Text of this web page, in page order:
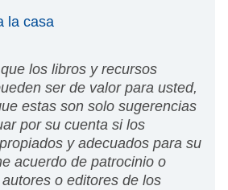
la casa
los libros y recursos
ser de valor para usted,
estas son solo sugerencias
por su cuenta si los
y adecuados para su
acuerdo de patrocinio o
o editores de los